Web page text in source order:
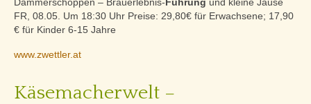
FR, 08.05. Um 18:30 Uhr Preise: 29,80€ für Erwachsene; 17,90
€ für Kinder 6-15 Jahre
www.zwettler.at
Käsemacherwelt –